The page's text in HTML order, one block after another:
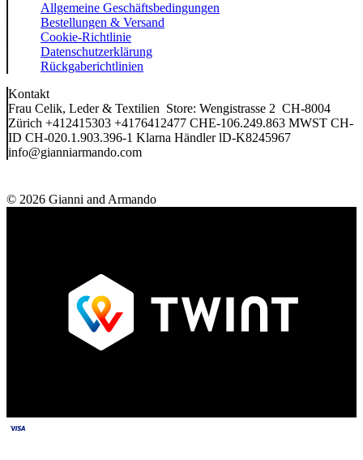
Allgemeine Geschäftsbedingungen
Bestellungen & Versand
Cookie-Richtlinie
Datenschutzerklärung
Rückgaberichtlinien
Kontakt
Frau Celik, Leder & Textilien Store: Wengistrasse 2 CH-8004
Zürich +412415303 +4176412477 CHE-106.249.863 MWST CH-
ID CH-020.1.903.396-1 Klarna Händler lD-K8245967
info@gianniarmando.com
© 2026 Gianni and Armando